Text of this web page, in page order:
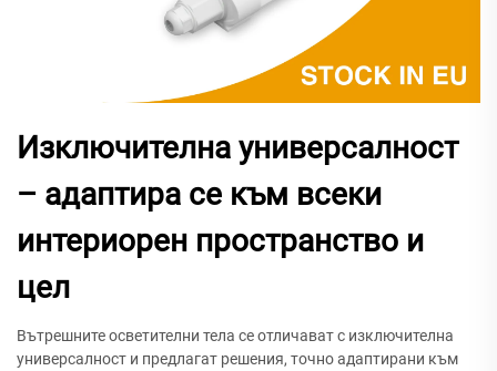
Изключителна универсалност
– адаптира се към всеки
интериорен пространство и
цел
Вътрешните осветителни тела се отличават с изключителна
универсалност и предлагат решения, точно адаптирани към